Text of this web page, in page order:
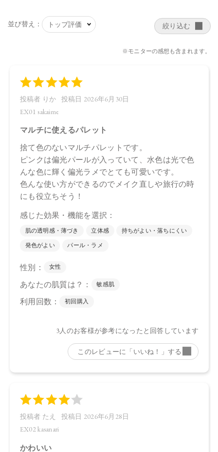
レンドして、その日の気分を演出して。
【ご使用方法】
指先またはお手持ちのブラシで適量をとり、頬やフェイスラ
【内容量】
【商品サイズ】
75.0×15.0×75.0㎜
【特定原材料に準ずるもの】
【全成分】
（左上、右上、左下）タルク、スクワラン、シリカ、ジステ
インジカ種子油、グリチルリチン酸2K、セラミドNP、ホホバ
種子油、カニナバラ果実油、トコフェロール、イソステアリ
（右下）ラウリン酸ヘキシル、トリ（カプリル酸/カプリン
酸）グリセリル、炭酸ジカプリリル、シリカ、パルミチン酸
デキストリン、窒化ホウ素、リンゴ酸ジイソステアリル、乳
（Ca/Al）、酸化チタン、マイカ、ホウケイ酸（Ca/Na）、グ
ンジョウ、酸化スズ、酸化鉄
（左上、左下、右下）タルク、スクワラン、シリカ、ジステ